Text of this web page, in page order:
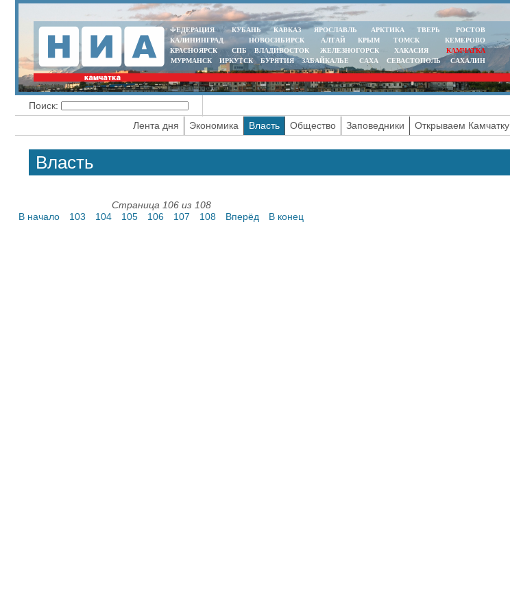
ФЕДЕРАЦИЯ КУБАНЬ КАВКАЗ ЯРОСЛАВЛЬ АРКТИКА ТВЕРЬ
РОСТОВ
КАЛИНИНГРАД
НОВОСИБИРСК АЛТАЙ КРЫМ ТОМСК
КЕМЕРОВО
КРАСНОЯРСК
СПБ ВЛАДИВОСТОК ЖЕЛЕЗНОГОРСК ХАКАСИЯ
КАМЧАТКА
МУРМАНСК
ИРКУТСК БУРЯТИЯ ЗАБАЙКАЛЬЕ САХА СЕВАСТОПОЛЬ САХАЛИН
Поиск:
Лента дня
Экономика Власть Общество Заповедники Открываем Камчатку
Власть
Страница 106 из 108
В начало
103 104 105 106 107 108 Вперёд В конец